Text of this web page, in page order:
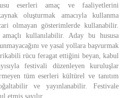
eserleri amaç ve faaliyetlerini
oluşturmak amacıyla kullanma
olmayan gösterimlerde kullanabilir.
kullanılabilir. Aday bu hususa
ve yasal yollara başvurmak
rücu feragat ettiğini beyan, kabul
festivali düzenleyen kuruluşlar
tüm eserleri kültürel ve tanıtım
ve yayınlanabilir. Festivale
etmiş sayılır.